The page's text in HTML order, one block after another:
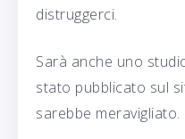
distruggerci.
Sarà anche uno
stato pubblicato sul
sarebbe meravigliato.